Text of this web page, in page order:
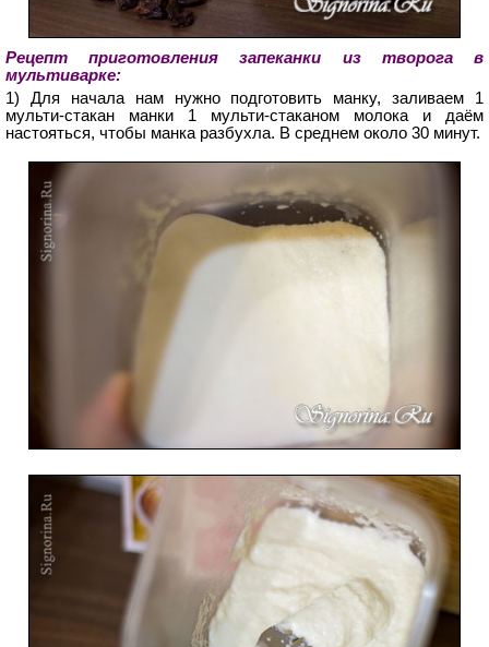
Рецепт приготовления запеканки из творога в
мультиварке:
1) Для начала нам нужно подготовить манку, заливаем 1
мульти-стакан манки 1 мульти-стаканом молока и даём
настояться, чтобы манка разбухла. В среднем около 30 минут.